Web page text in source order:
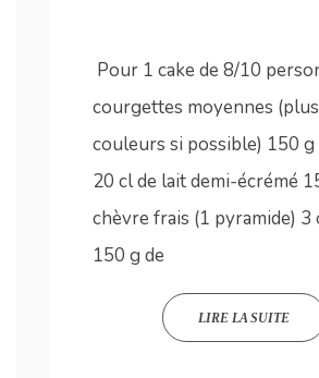
Pour 1 cake de 8/10
courgettes moyennes
couleurs si possible) 150 g
20 cl de lait demi-écrémé
chèvre frais (1 pyramide)
150 g de
LIRE LA SUITE